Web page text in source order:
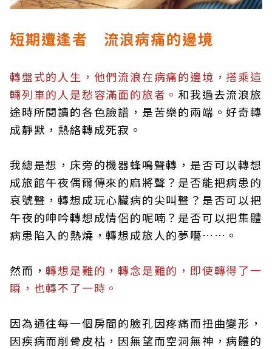
短期遭逢者 流浪病痛的邊境
轉盤式的人生，他們流浪在病痛的邊境，搭乘這
輛列車的人是愁容滿面的旅者。 和我過去流浪旅
途時所閱讀的各色臉譜，是苦樂的兩端。好奇轉
成靜默，熱絡轉成死寂。
我總是想，床旁的機器蜂鳴聲轉，是否可以轉想
成旅館午夜偶爾傳來的麻將聲？是否能把病患的
哀號聲，轉想成玩心臟病的尖叫聲？是否可以把
午夜的呻吟轉想成情侶的呢喃？是否可以把集體
病患陷入的熱燒，轉想成旅人的夢囈……。
然而，轉想是難的，轉念是難的，即使轉得了一
瞬，也轉不了一時。
因為通往每一個房間的臉孔因疼痛而扭曲變形，
因疾病而削骨皮枯，因無望而空洞無神，病體的